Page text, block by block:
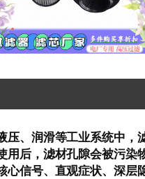
压、润滑等工业系统中，
用后，滤材孔隙会被污染
心信号、直观症状、深层